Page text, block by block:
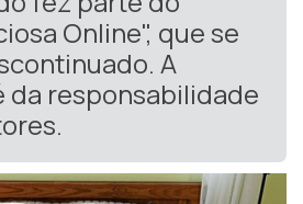
Online", que se
A
da responsabilidade